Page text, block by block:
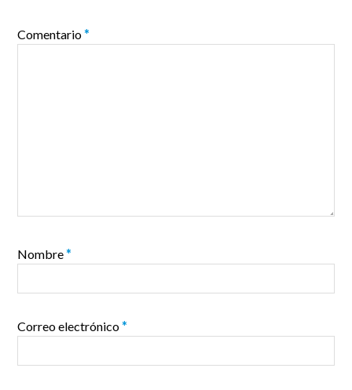
Comentario*
Nombre*
Correo electrónico*